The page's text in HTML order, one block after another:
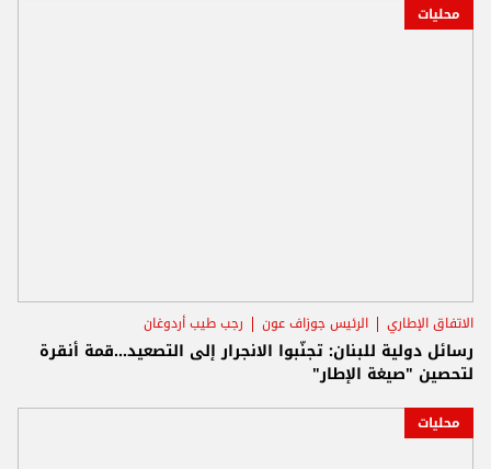
محليات
الاتفاق الإطاري الرئيس جوزاف عون رجب طيب أردوغان
رسائل دولية للبنان: تجنّبوا الانجرار إلى التصعيد...قمة أنقرة
لتحصين "صيغة الإطار"
محليات